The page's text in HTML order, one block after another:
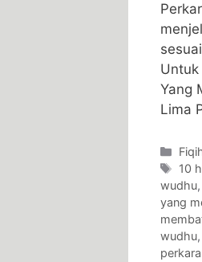
Yang
Lima
10
wudhu,
yang
wudhu,